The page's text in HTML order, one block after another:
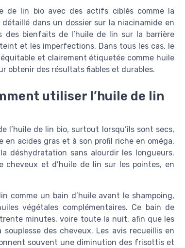
de lin bio avec des actifs ciblés comme la
dans un dossier sur la niacinamide en
bienfaits de l’huile de lin sur la barrière
et les imperfections. Dans tous les cas, le
et clairement étiquetée comme huile
obtenir des résultats fiables et durables.
utiliser l’huile de lin
l’huile de lin bio, surtout lorsqu’ils sont secs,
en acides gras et à son profil riche en oméga,
déshydratation sans alourdir les longueurs.
et d’huile de lin sur les pointes, en
comme un bain d’huile avant le shampoing,
végétales complémentaires. Ce bain de
minutes, voire toute la nuit, afin que les
des cheveux. Les avis recueillis en
souvent une diminution des frisottis et